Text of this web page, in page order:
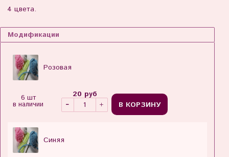
4 цвета.
Модификации
Розовая
6 шт
в наличии
20 руб
В КОРЗИНУ
Синяя